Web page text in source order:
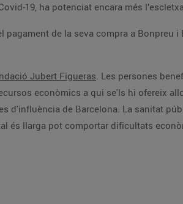
entrant en el cercle de la pobresa. Aquesta
Jubert Figueras. Les persones beneficiàries són els